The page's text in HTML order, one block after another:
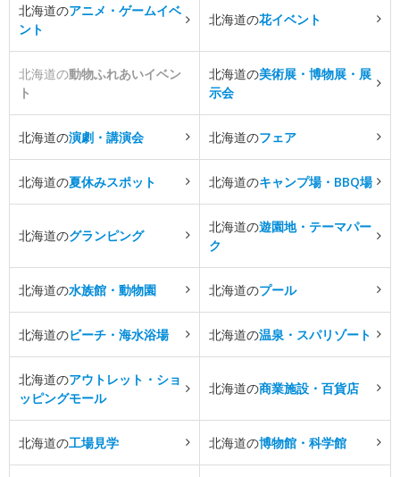
北海道のアニメ・ゲームイベ
ント
北海道の花イベント
北海道の動物ふれあいイベン
ト
北海道の美術展・博物展・展
示会
北海道の演劇・講演会 北海道のフェア
北海道の夏休みスポット 北海道のキャンプ場・BBQ場
北海道のグランピング
北海道の遊園地・テーマパー
ク
北海道の水族館・動物園 北海道のプール
北海道のビーチ・海水浴場 北海道の温泉・スパリゾート
北海道のアウトレット・ショ
ッピングモール
北海道の商業施設・百貨店
北海道の工場見学 北海道の博物館・科学館